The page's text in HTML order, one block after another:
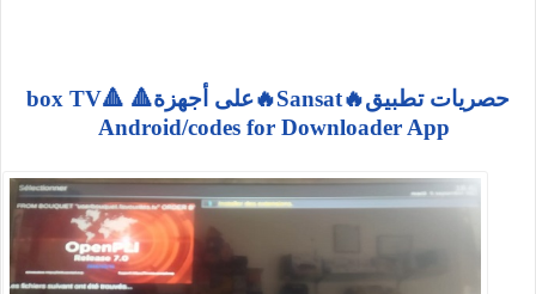
حصريات تطبيق🔥Sansat🔥على أجهزة🔺 box TV🔺
Android/codes for Downloader App